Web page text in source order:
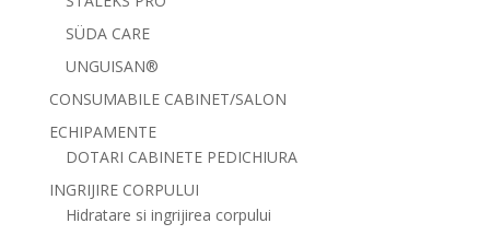
SÜDA CARE
UNGUISAN®
CONSUMABILE CABINET/SALON
ECHIPAMENTE
DOTARI CABINETE PEDICHIURA
INGRIJIRE CORPULUI
Hidratare si ingrijirea corpului